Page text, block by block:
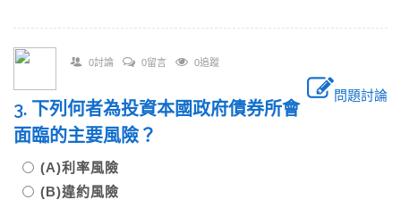
0討論 0留言 0追蹤
問題討論
3. 下列何者為投資本國政府債券所會
面臨的主要風險？
(A)利率風險
(B)違約風險